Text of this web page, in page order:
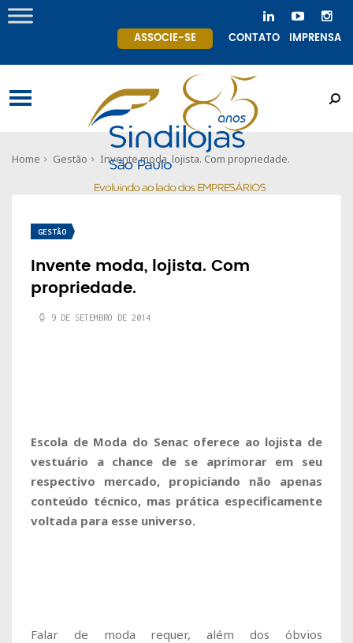
ASSOCIE-SE CONTATO IMPRENSA
Home Gestão Invente moda, lojista. Com propriedade.
GESTÃO
Invente moda, lojista. Com
propriedade.
9 DE SETEMBRO DE 2014
Escola de Moda do Senac oferece ao lojista de
vestuário a chance de se aprimorar em seu
respectivo mercado, propiciando não apenas
conteúdo técnico, mas prática especificamente
voltada para esse universo.
Falar de moda requer, além dos óbvios